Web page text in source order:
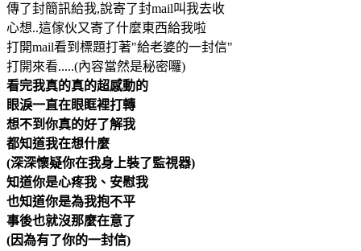
傳了封簡訊給我,說寄了封mail叫我去收
心想..這傢伙又寄了什麼東西給我啦
打開mail看到標題打著"給老婆的一封信"
打開來看.....(內容當然是秘密囉)
看完我真的真的超感動的
眼淚一直在眼眶裡打轉
想不到你真的好了解我
都知道我在想什麼
(深深懷疑你在我身上裝了監視器)
知道你是心疼我、安慰我
也知道你是為我抱不平
事後也就沒那麼在意了
(因為有了你的一封信)